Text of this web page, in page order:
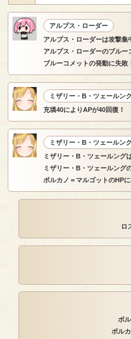
アルプス・ローダー
アルプス・ローダーは攻撃集
アルプス・ローダーのブルー
ブルーコメットの発動に失敗
ミザリー・B・ツェールン
充填40によりAPが40回復！
ミザリー・B・ツェールン
ミザリー・B・ツェールング
ミザリー・B・ツェールング
ボルカノ＝マルゴットのHPに
ロ
ボ
ボル